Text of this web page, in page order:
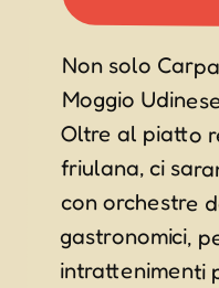
Non solo
Moggio
Oltre al
friulana, ci
con
gastronomici,
gonfiabili,
dimostrazioni
molto altro.
sul palco la
Chiare,